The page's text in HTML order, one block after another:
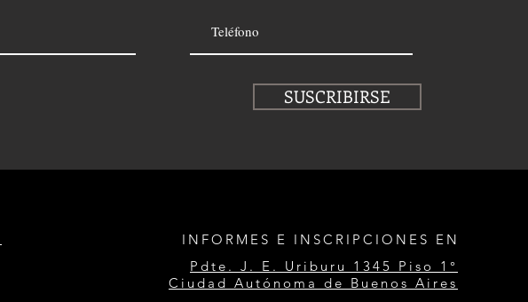
SUSCRIBIRSE
INFORMES E INSCRIPCIONES EN
Pdte. J. E. Uriburu 1345 Piso 1°
Ciudad Autónoma de Buenos Aires